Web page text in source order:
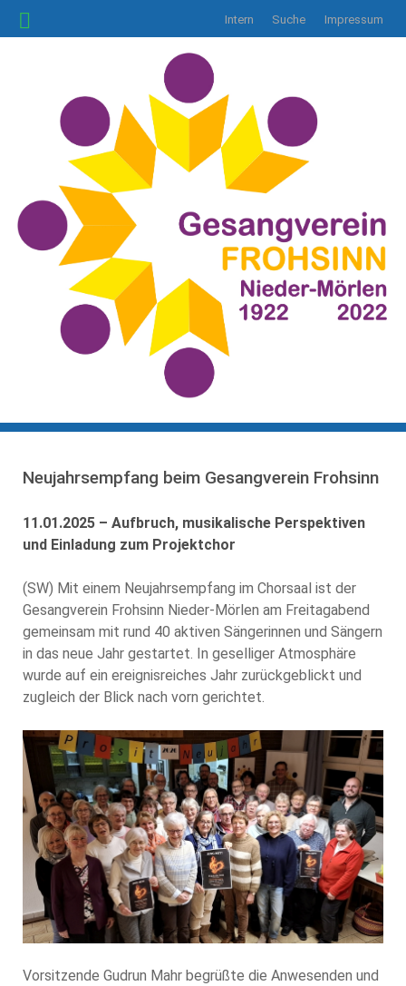
Intern Suche Impressum
Neujahrsempfang beim Gesangverein Frohsinn
11.01.2025 – Aufbruch, musikalische Perspektiven
und Einladung zum Projektchor
(SW) Mit einem Neujahrsempfang im Chorsaal ist der
Gesangverein Frohsinn Nieder-Mörlen am Freitagabend
gemeinsam mit rund 40 aktiven Sängerinnen und Sängern
in das neue Jahr gestartet. In geselliger Atmosphäre
wurde auf ein ereignisreiches Jahr zurückgeblickt und
zugleich der Blick nach vorn gerichtet.
Vorsitzende Gudrun Mahr begrüßte die Anwesenden und